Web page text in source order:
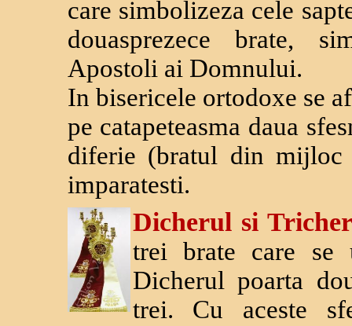
care simbolizeza cele
douasprezece brate,
Apostoli ai Domnului.
In bisericele ortodoxe se
pe catapeteasma daua
diferie (bratul din mijloc
imparatesti.
Dicherul si
trei brate care se
Dicherul poarta
trei. Cu aceste